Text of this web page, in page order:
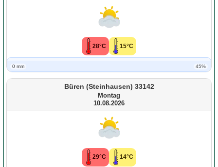
28°C 15°C
0 mm 45%
Büren (Steinhausen) 33142
Montag
10.08.2026
29°C 14°C